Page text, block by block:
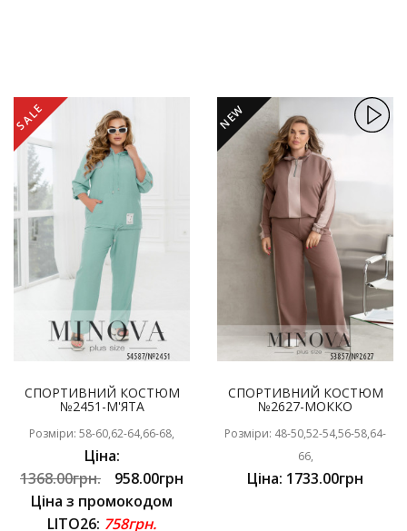
SALE
СПОРТИВНИЙ КОСТЮМ
№2451-М'ЯТА
Розміри: 58-60,62-64,66-68,
Ціна:
1368.00грн.
958.00грн
Ціна з промокодом
LITO26: 758грн.
NEW
СПОРТИВНИЙ КОСТЮМ
№2627-МОККО
Розміри: 48-50,52-54,56-58,64-
66,
Ціна: 1733.00грн